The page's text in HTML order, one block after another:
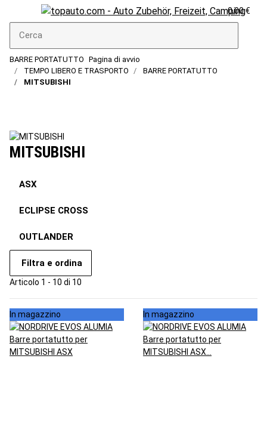
0,00 €
BARRE PORTATUTTO Pagina di avvio
TEMPO LIBERO E TRASPORTO
BARRE PORTATUTTO
MITSUBISHI
MITSUBISHI
ASX
ECLIPSE CROSS
OUTLANDER
Filtra e ordina
Articolo 1 - 10 di 10
In magazzino In magazzino